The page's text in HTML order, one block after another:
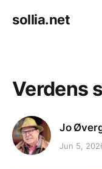
sollia.net
Verdens
Jo
Jun 5,